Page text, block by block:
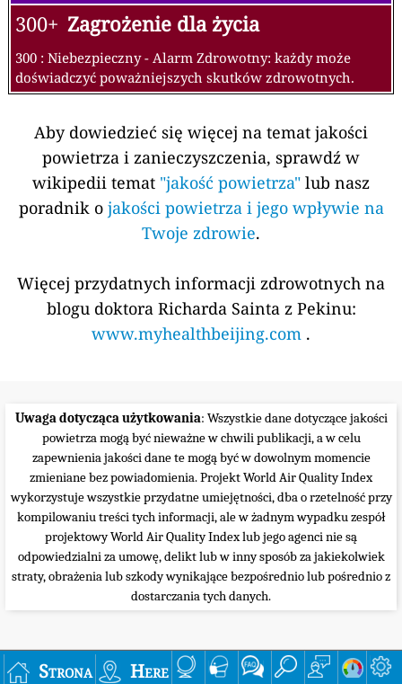
300+ Zagrożenie dla życia
300 : Niebezpieczny - Alarm Zdrowotny: każdy może
doświadczyć poważniejszych skutków zdrowotnych.
Aby dowiedzieć się więcej na temat jakości
powietrza i zanieczyszczenia, sprawdź w
wikipedii temat "jakość powietrza" lub nasz
poradnik o jakości powietrza i jego wpływie na
Twoje zdrowie.
Więcej przydatnych informacji zdrowotnych na
blogu doktora Richarda Sainta z Pekinu:
www.myhealthbeijing.com .
Uwaga dotycząca użytkowania: Wszystkie dane dotyczące jakości
powietrza mogą być nieważne w chwili publikacji, a w celu
zapewnienia jakości dane te mogą być w dowolnym momencie
zmieniane bez powiadomienia. Projekt World Air Quality Index
wykorzystuje wszystkie przydatne umiejętności, dba o rzetelność przy
kompilowaniu treści tych informacji, ale w żadnym wypadku zespół
projektowy World Air Quality Index lub jego agenci nie są
odpowiedzialni za umowę, delikt lub w inny sposób za jakiekolwiek
straty, obrażenia lub szkody wynikające bezpośrednio lub pośrednio z
dostarczania tych danych.
Strona Here